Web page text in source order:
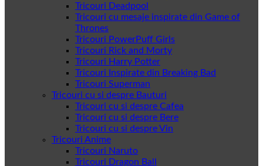
Tricouri Deadpool
Tricouri cu mesaje inspirate din Game of
Thrones
Tricouri PowerPuff Girls
Tricouri Rick and Morty
Tricouri Harry Potter
Tricouri Inspirate din Breaking Bad
Tricouri Superman
Tricouri cu si despre Bauturi
Tricouri cu si despre Cafea
Tricouri cu si despre Bere
Tricouri cu si despre Vin
Tricouri Anime
Tricouri Naruto
Tricouri Dragon Ball